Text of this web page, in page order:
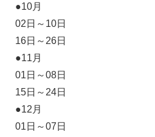
●10月
02日～10日
16日～26日
●11月
01日～08日
15日～24日
●12月
01日～07日